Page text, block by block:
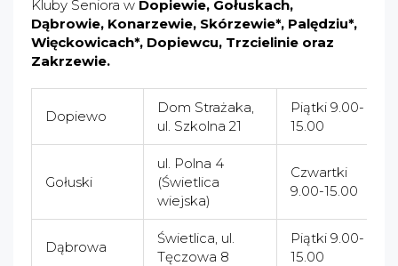
Kluby Seniora w Dopiewie, Gołuskach,
Dąbrowie, Konarzewie, Skórzewie*, Palędziu*,
Więckowicach*, Dopiewcu, Trzcielinie oraz
Zakrzewie.
Dopiewo
Dom Strażaka,
ul. Szkolna 21
Piątki 9.00-
15.00
Gołuski
ul. Polna 4
(Świetlica
wiejska)
Czwartki
9.00-15.00
Dąbrowa
Świetlica, ul.
Tęczowa 8
Piątki 9.00-
15.00